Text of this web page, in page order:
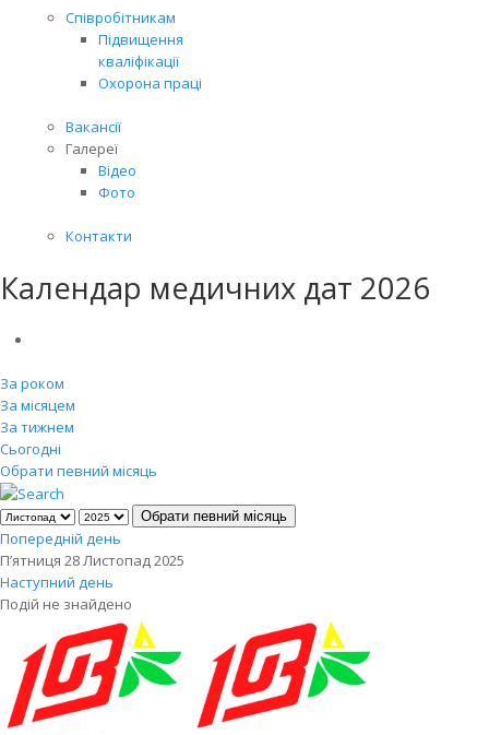
Співробітникам
Підвищення
кваліфікації
Охорона праці
Вакансії
Галереї
Відео
Фото
Контакти
Календар медичних дат 2026
За роком
За місяцем
За тижнем
Сьогодні
Обрати певний місяць
Обрати певний місяць
Попередній день
П’ятниця 28 Листопад 2025
Наступний день
Подій не знайдено